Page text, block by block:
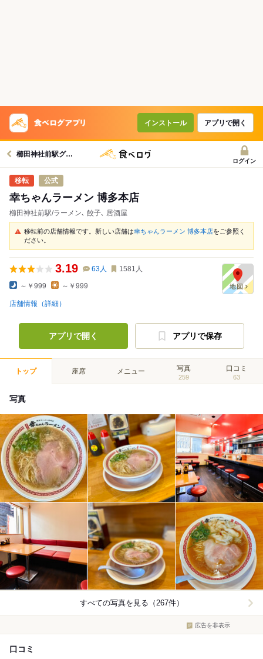
インストール アプリで開く
櫛田神社前駅グルメへ
ログイン
公式
幸ちゃんラーメン 博多本店
櫛田神社前駅/ラーメン､ 餃子､ 居酒屋
移転前の店舗情報です。新しい店舗は幸ちゃんラーメン 博多本店をご参照く
ださい。
3.19 63人 1581 人
～￥999 ～￥999
店舗情報（詳細）
アプリで開く アプリで保存
トップ 座席 メニュー 写真
259
口コミ
63
写真
すべての写真を見る（267件）
広告を非表示
口コミ